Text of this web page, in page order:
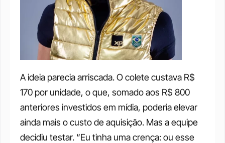
A ideia parecia arriscada. O colete custava R$
170 por unidade, o que, somado aos R$ 800
anteriores investidos em mídia, poderia elevar
ainda mais o custo de aquisição. Mas a equipe
decidiu testar. “Eu tinha uma crença: ou esse